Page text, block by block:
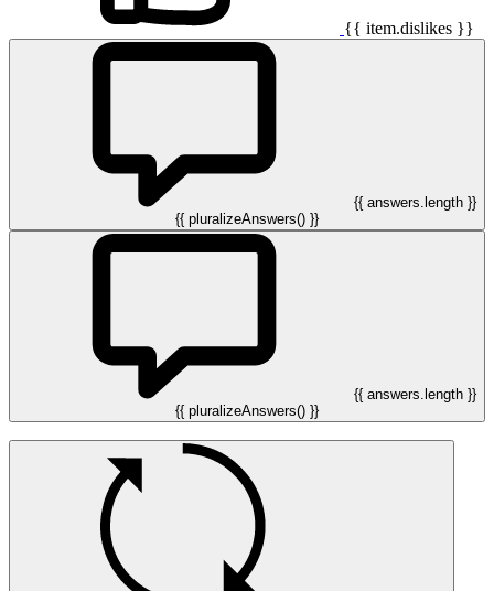
{{ item.dislikes }}
{{ answers.length }}
{{ pluralizeAnswers() }}
{{ answers.length }}
{{ pluralizeAnswers() }}